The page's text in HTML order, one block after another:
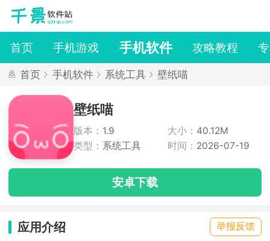
首页 手机游戏 手机软件 攻略教程
首页 手机软件 系统工具 壁纸喵
壁纸喵
版本： 1.9 大小： 40.12M
类型： 系统工具 时间： 2026-07-19
安卓下载
应用介绍 举报反馈